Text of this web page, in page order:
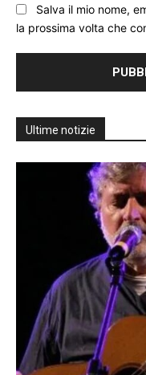
Salva il mio nome,
la prossima volta che
Ultime notizie